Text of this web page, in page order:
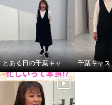
とある日の千葉キャストの私服紹介